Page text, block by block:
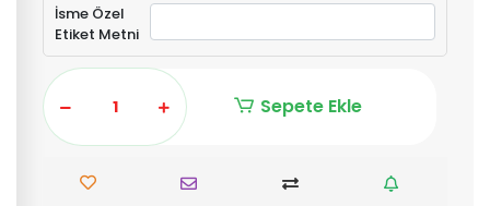
İsme Özel
Etiket Metni
Sepete Ekle